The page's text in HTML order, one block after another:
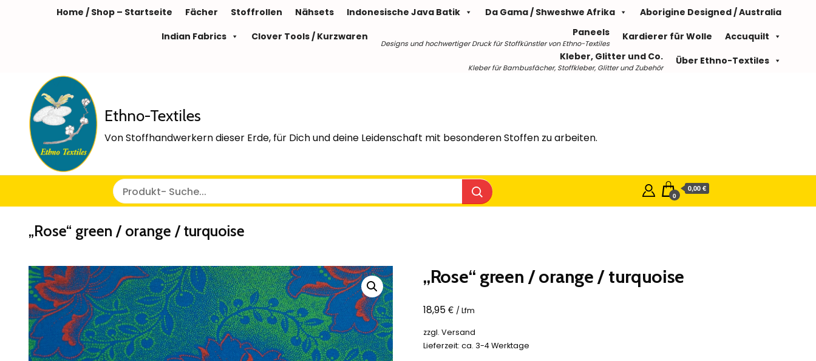
Home / Shop – Startseite Fächer Stoffrollen Nähsets Indonesische Java Batik Da Gama / Shweshwe Afrika
Aborigine Designed / Australia
Indian Fabrics
Clover Tools / Kurzwaren Paneels
Designs und hochwertiger Druck für Stoffkünstler von Ethno-Textiles
Kardierer für Wolle
Accuquilt
Kleber, Glitter und Co.
Kleber für Bambusfächer, Stoffkleber, Glitter und Zubehör
Über Ethno-Textiles
Ethno-Textiles
Von Stoffhandwerkern dieser Erde, für Dich und deine Leidenschaft mit besonderen Stoffen zu arbeiten.
0
0,00 €
„Rose“ green / orange / turquoise
„Rose“ green / orange / turquoise
18,95€ / Lfm
zzgl. Versand
Lieferzeit: ca. 3-4 Werktage